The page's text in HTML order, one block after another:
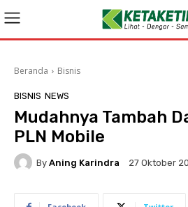
Beranda Bisnis
BISNIS NEWS
​Mudahnya Tambah
PLN Mobile
By Aning Karindra 27 Oktober